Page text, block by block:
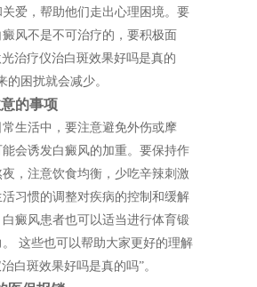
爱，帮助他们走出心理困境。要
风不是不可治疗的，要积极面
光治疗仪治白斑效果好吗是真的
的困扰就会减少。
的事项
生活中，要注意避免外伤或摩
会诱发白癜风的加重。要保持作
，注意饮食均衡，少吃辛辣刺激
习惯的调整对疾病的控制和缓解
癜风患者也可以适当进行体育锻
这些也可以帮助大家更好的理解
白斑效果好吗是真的吗”。